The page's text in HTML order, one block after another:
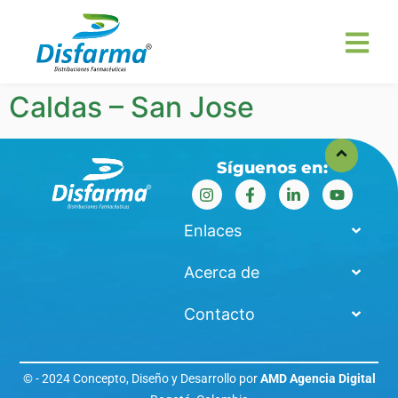
Caldas – San Jose
Síguenos en:
Enlaces
Acerca de
Contacto
© - 2024 Concepto, Diseño y Desarrollo porAMD Agencia Digital